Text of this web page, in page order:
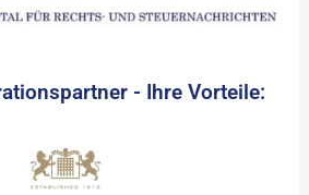
- Ihre Vorteile: